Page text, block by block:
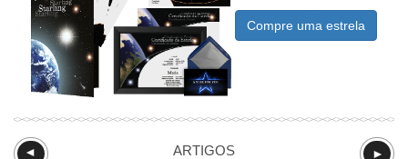
Compre uma estrela
ARTIGOS ►
►